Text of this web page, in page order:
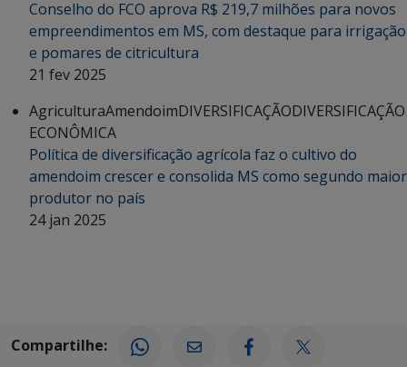
Conselho do FCO aprova R$ 219,7 milhões para novos
empreendimentos em MS, com destaque para irrigação
e pomares de citricultura
21 fev 2025
AgriculturaAmendoimDIVERSIFICAÇÃODIVERSIFICAÇÃO
ECONÔMICA
Política de diversificação agrícola faz o cultivo do
amendoim crescer e consolida MS como segundo maior
produtor no país
24 jan 2025
Compartilhe: